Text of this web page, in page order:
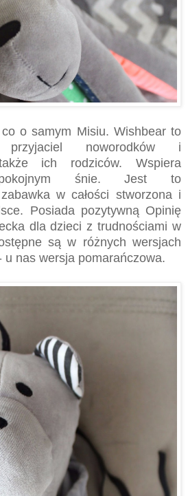
o samym Misiu. Wishbear to
przyjaciel noworodków i
ich rodziców. Wspiera
śnie. Jest to
w całości stworzona i
Posiada pozytywną Opinię
dla dzieci z trudnościami w
są w różnych wersjach
u nas wersja pomarańczowa.